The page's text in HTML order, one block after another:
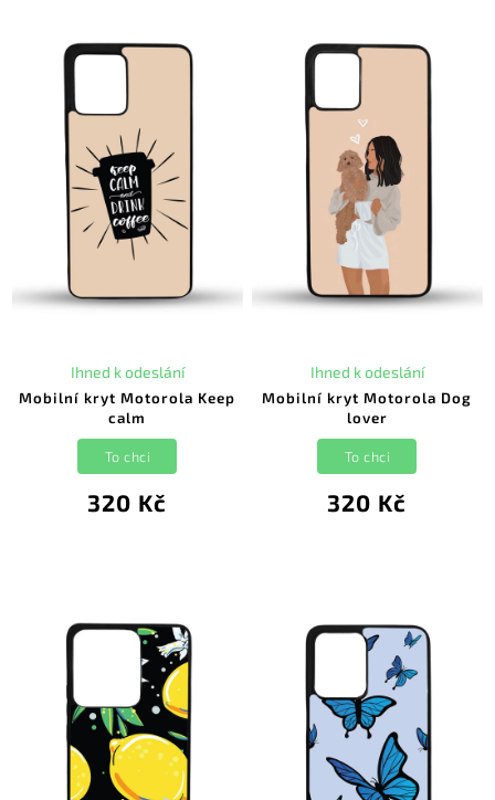
Mobilní kryt Motorola Keep
calm
Ihned k odeslání
320 Kč
To chci
Mobilní kryt Motorola Dog
lover
Ihned k odeslání
320 Kč
To chci